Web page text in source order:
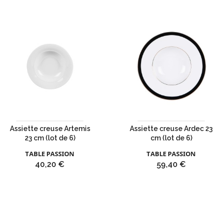
Assiette creuse Artemis
23 cm (lot de 6)
TABLE PASSION
Prix
40,20 €
Assiette creuse Ardec 23
cm (lot de 6)
TABLE PASSION
Prix
59,40 €